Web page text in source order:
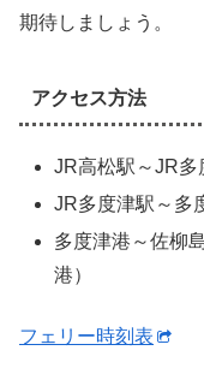
期待しましょう。
アクセス方法
JR高松駅～JR多
JR多度津駅～多
多度津港～佐柳
港）
フェリー時刻表